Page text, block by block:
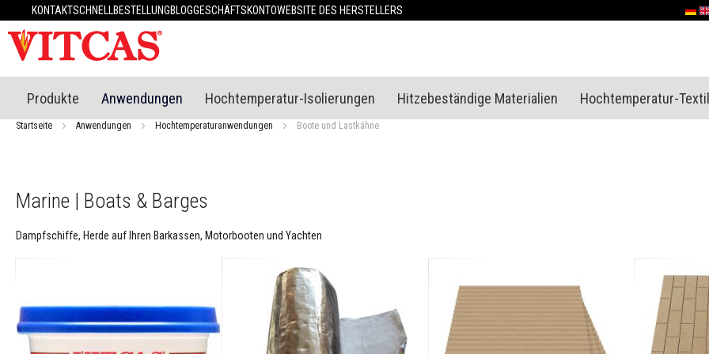
KONTAKTSCHNELLBESTELLUNGBLOGGESCHÄFTSKONTOWEBSITE DES HERSTELLERS
Produkte
Hitzebeständige
Materialien
Feuerfester
Hitzebeständiges
Hochtemperatur-
Fliesenkleber
Kaminreiniger
Produkte Anwendungen Hochtemperatur-Isolierungen Hitzebeständige Materialien Hochtemperatur-
Startseite Anwendungen Hochtemperaturanwendungen Boote und Lastkähne
Marine | Boats & Barges
Dampfschiffe, Herde auf Ihren Barkassen, Motorbooten und Yachten